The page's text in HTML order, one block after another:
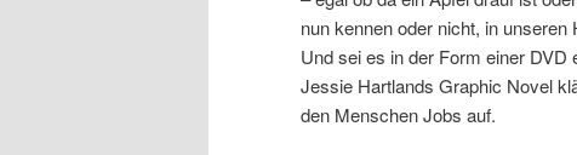
nun kennen oder nicht, in
Und sei es in der Form einer
Jessie Hartlands Graphic Novel
den Menschen Jobs auf.